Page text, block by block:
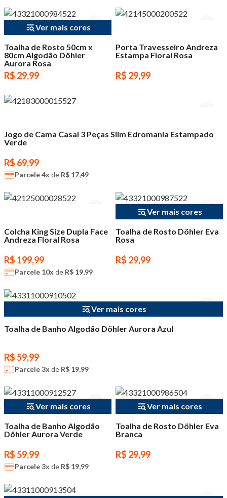
Ver mais cores
Toalha de Rosto 50cm x
80cm Algodão Döhler
Aurora Rosa
R$ 29,99
Porta Travesseiro Andreza
Estampa Floral Rosa
R$ 29,99
Jogo de Cama Casal 3 Peças Slim Edromania Estampado
Verde
R$ 69,99
Parcele4x de R$ 17,49
Colcha King Size Dupla Face
Andreza Floral Rosa
R$ 199,99
Parcele 10x de R$ 19,99
Ver mais cores
Toalha de Rosto Döhler Eva
Rosa
R$ 29,99
Ver mais cores
Toalha de Banho Algodão Döhler Aurora Azul
R$ 59,99
Parcele3x de R$ 19,99
Ver mais cores
Toalha de Banho Algodão
Döhler Aurora Verde
R$ 59,99
Parcele3x de R$ 19,99
Ver mais cores
Toalha de Rosto Döhler Eva
Branca
R$ 29,99